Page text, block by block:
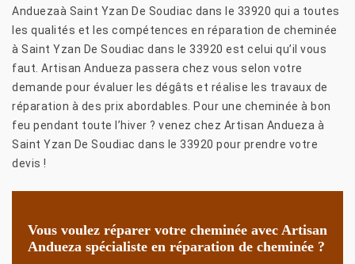
Anduezaà Saint Yzan De Soudiac dans le 33920 qui a toutes
les qualités et les compétences en réparation de cheminée
à Saint Yzan De Soudiac dans le 33920 est celui qu’il vous
faut. Artisan Andueza passera chez vous selon votre
demande pour évaluer les dégâts et réalise les travaux de
réparation à des prix abordables. Pour une cheminée à bon
feu pendant toute l’hiver ? venez chez Artisan Andueza à
Saint Yzan De Soudiac dans le 33920 pour prendre votre
devis !
Vous voulez réparer votre cheminée avec Artisan
Andueza spécialiste en réparation de cheminée ?